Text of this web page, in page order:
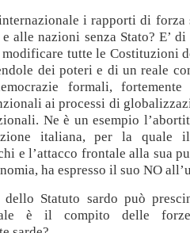
i rapporti di
alle nazioni senza Stato? E’
tutte le Costituzioni
dei poteri e di un reale
formali, fortemente
ai processi di
Ne è un esempio
italiana, per la quale
e l’attacco frontale alla sua
ha espresso il suo NO
Statuto sardo può
è il compito delle